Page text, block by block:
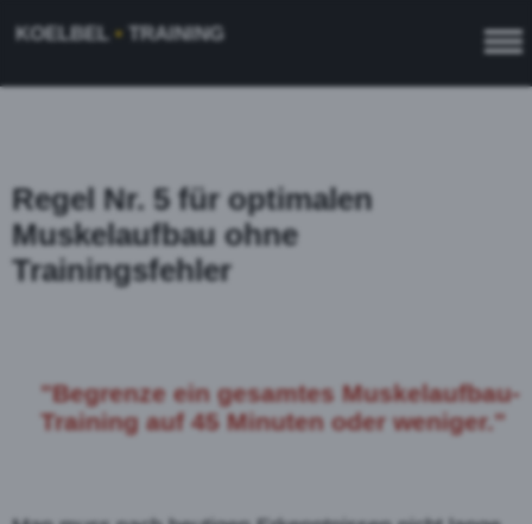
KOELBEL • TRAINING
Regel Nr. 5 für optimalen
Muskelaufbau ohne
Trainingsfehler
"Begrenze ein gesamtes Muskelaufbau-
Training auf 45 Minuten oder weniger."